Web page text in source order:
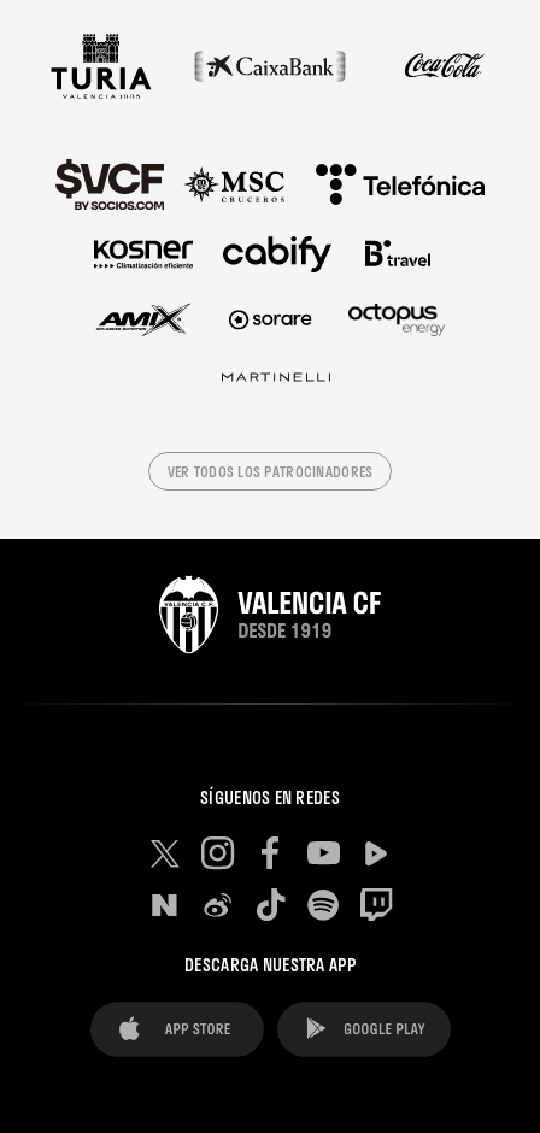
VER TODOS LOS PATROCINADORES
SÍGUENOS EN REDES
DESCARGA NUESTRA APP